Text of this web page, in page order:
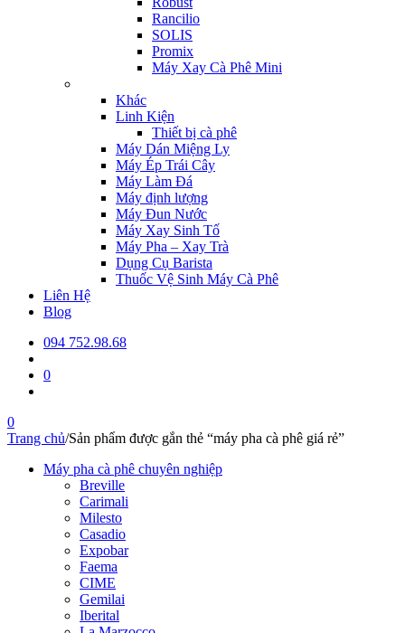
Rancilio
SOLIS
Promix
Máy Xay Cà Phê Mini
Khác
Linh Kiện
Thiết bị cà phê
Máy Dán Miệng Ly
Máy Ép Trái Cây
Máy Làm Đá
Máy định lượng
Máy Đun Nước
Máy Xay Sinh Tố
Máy Pha – Xay Trà
Dụng Cụ Barista
Thuốc Vệ Sinh Máy Cà Phê
Liên Hệ
Blog
094 752.98.68
0
0
Trang chủ/Sản phẩm được gắn thẻ “máy pha cà phê giá rẻ”
Máy pha cà phê chuyên nghiệp
Breville
Carimali
Milesto
Casadio
Expobar
Faema
CIME
Gemilai
Iberital